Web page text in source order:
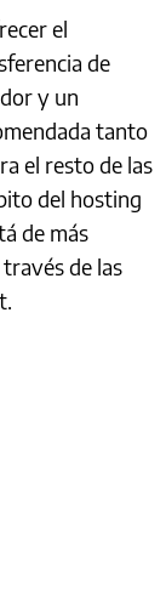
el
de
y un
tanto
el resto de las
del hosting
de más
de las